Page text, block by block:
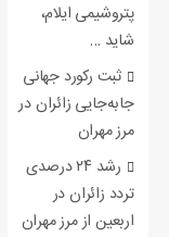
پتروشیمی ایلام،
شاید …
ثبت رکورد جهانی
جابه‌جایی زائران در
مرز مهران
رشد ۲۴ درصدی
تردد زائران در
اربعین از مرز مهران